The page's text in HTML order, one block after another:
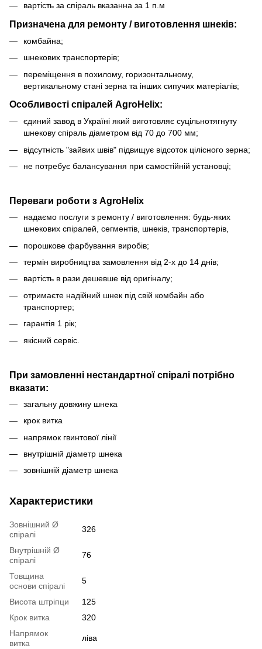
вартість за спіраль вказанна за 1 п.м
Призначена для ремонту / виготовлення шнеків:
комбайна;
шнекових транспортерів;
переміщення в похилому, горизонтальному,
вертикальному стані зерна та інших сипучих матеріалів;
Особливості спіралей AgroHelix:
єдиний завод в Україні який виготовляє суцільнотягнуту
шнекову спіраль діаметром від 70 до 700 мм;
відсутність "зайвих швів" підвищує відсоток цілісного зерна;
не потребує балансування при самостійній установці;
Переваги роботи з AgroHelix
надаємо послуги з ремонту / виготовлення: будь-яких
шнекових спіралей, сегментів, шнеків, транспортерів,
порошкове фарбування виробів;
термін виробництва замовлення від 2-х до 14 днів;
вартість в рази дешевше від оригіналу;
отримаєте надійний шнек під свій комбайн або
транспортер;
гарантія 1 рік;
якісний сервіс.
При замовленні нестандартної спіралі потрібно
вказати:
загальну довжину шнека
крок витка
напрямок гвинтової лінії
внутрішній діаметр шнека
зовнішній діаметр шнека
Характеристики
Зовнішний Ø
спіралі
326
Внутрішній Ø
спіралі
76
Товщина
основи спіралі
5
Висота штріпци
125
Крок витка
320
Напрямок
витка
ліва